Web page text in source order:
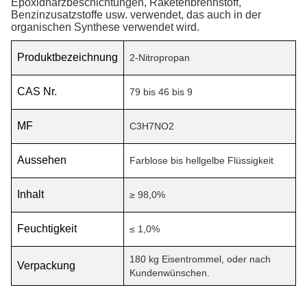
Epoxidharzbeschichtungen, Raketenbrennstoff,
Benzinzusatzstoffe usw. verwendet, das auch in der
organischen Synthese verwendet wird.
Produktbezeichnung 2-Nitropropan
CAS Nr. 79 bis 46 bis 9
MF C3H7NO2
Aussehen Farblose bis hellgelbe Flüssigkeit
Inhalt ≥ 98,0%
Feuchtigkeit ≤ 1,0%
Verpackung
180 kg Eisentrommel, oder nach
Kundenwünschen.